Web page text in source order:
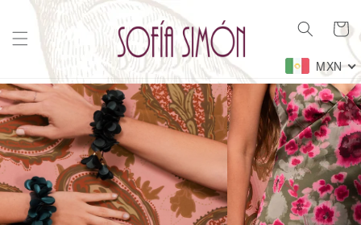
directamente
al contenido
Carrito
MXN